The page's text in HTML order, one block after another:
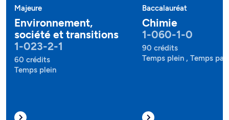
Majeure
Environnement,
société et transitions
1-023-2-1
60 crédits
Temps plein
Baccalauréat
Chimie
1-060-1-0
90 crédits
Temps plein , Temps